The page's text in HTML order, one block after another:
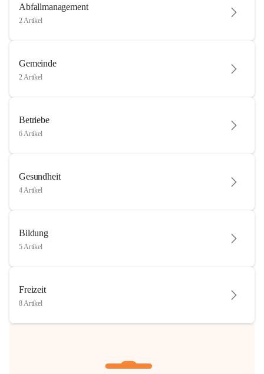
Abfallmanagement
2 Artikel
Gemeinde
2 Artikel
Betriebe
6 Artikel
Gesundheit
4 Artikel
Bildung
5 Artikel
Freizeit
8 Artikel